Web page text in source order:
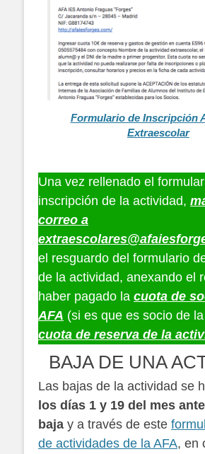
Formulario de Inscripción
Extraescolar
Una vez rellenado el
inscripción de la actividad,
correo a
el resguardo del formulario
de la actividad, anexando el
haber pagado la cuota de
AFA (si es que es socio de
cuota de reserva de la
BAJA DE UNA
Las bajas de la actividad se
los días 1 y 19 del mes
baja y a través de este
de actividades de la AFA, en